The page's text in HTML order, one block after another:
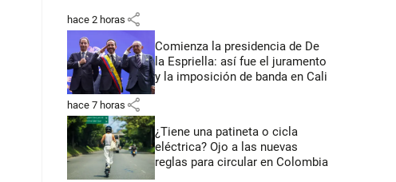
hace 2 horas share
Comienza la presidencia de De
la Espriella: así fue el juramento
y la imposición de banda en Cali
hace 7 horas share
¿Tiene una patineta o cicla
eléctrica? Ojo a las nuevas
reglas para circular en Colombia